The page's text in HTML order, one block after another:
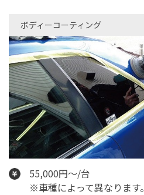
ボディーコーティング
55,000円～/台
※車種によって異なります。